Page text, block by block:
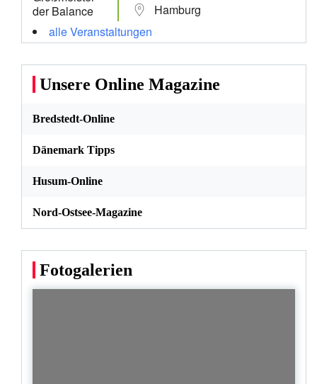
Hamburg
alle Veranstaltungen
Unsere Online Magazine
Bredstedt-Online
Dänemark Tipps
Husum-Online
Nord-Ostsee-Magazine
Fotogalerien